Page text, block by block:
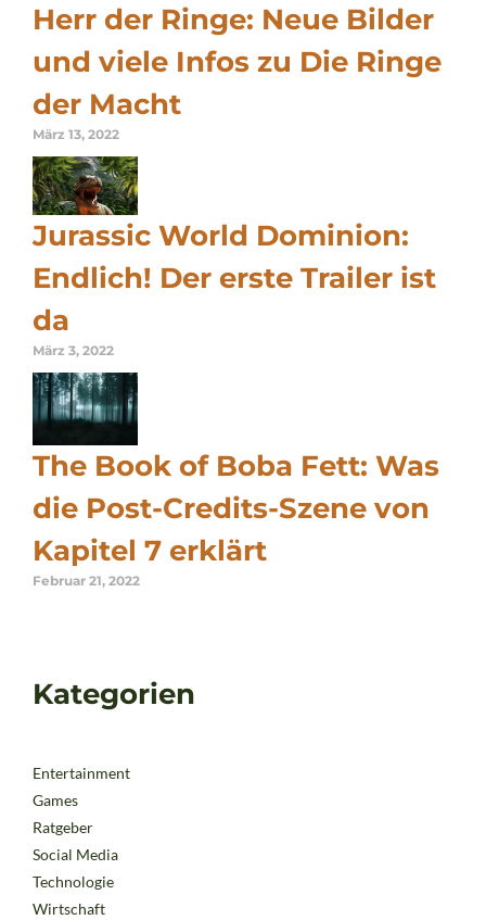
Herr der Ringe: Neue Bilder
und viele Infos zu Die Ringe
der Macht
März 13, 2022
Jurassic World Dominion:
Endlich! Der erste Trailer ist
da
März 3, 2022
The Book of Boba Fett: Was
die Post-Credits-Szene von
Kapitel 7 erklärt
Februar 21, 2022
Kategorien
Entertainment
Games
Ratgeber
Social Media
Technologie
Wirtschaft